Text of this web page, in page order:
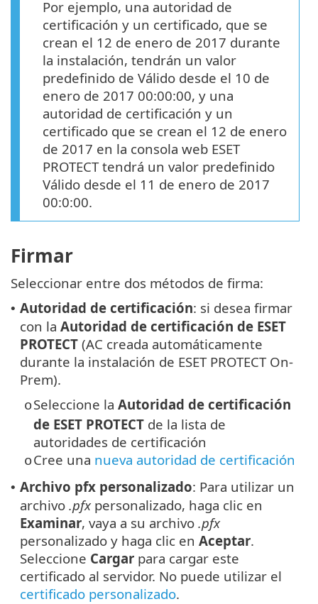
Por ejemplo, una autoridad de
certificación y un certificado, que se
crean el 12 de enero de 2017 durante
la instalación, tendrán un valor
predefinido de Válido desde el 10 de
enero de 2017 00:00:00, y una
autoridad de certificación y un
certificado que se crean el 12 de enero
de 2017 en la consola web ESET
PROTECT tendrá un valor predefinido
Válido desde el 11 de enero de 2017
00:0:00.
Firmar
Seleccionar entre dos métodos de firma:
• Autoridad de certificación: si desea firmar
con la Autoridad de certificación de ESET
PROTECT (AC creada automáticamente
durante la instalación de ESET PROTECT On-
Prem).
oSeleccione la Autoridad de certificación
de ESET PROTECT de la lista de
autoridades de certificación
oCree una nueva autoridad de certificación
• Archivo pfx personalizado: Para utilizar un
archivo .pfxpersonalizado, haga clic en
Examinar, vaya a su archivo .pfx
personalizado y haga clic en Aceptar.
Seleccione Cargar para cargar este
certificado al servidor. No puede utilizar el
certificado personalizado.